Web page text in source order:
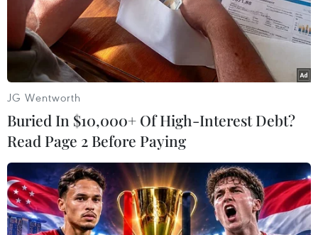
TIN LIÊN QUAN
JG Wentworth
Buried In $10,000+ Of High-Interest Debt?
Read Page 2 Before Paying